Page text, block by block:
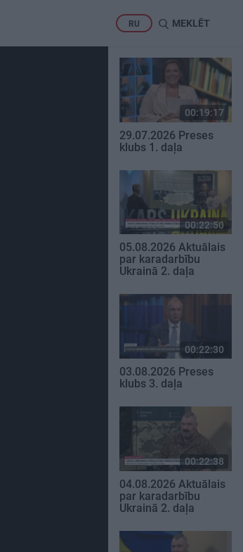
RU MEKLĒT
00:19:17
29.07.2026 Preses
klubs 1. daļa
00:22:50
05.08.2026 Aktuālais
par karadarbību
Ukrainā 2. daļa
00:22:30
03.08.2026 Preses
klubs 3. daļa
00:22:38
04.08.2026 Aktuālais
par karadarbību
Ukrainā 2. daļa